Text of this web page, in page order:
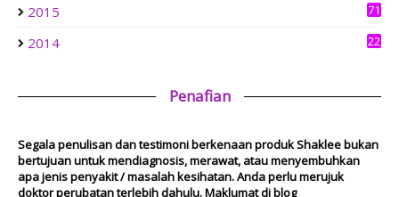
2015 71
2014 22
Penafian
Segala penulisan dan testimoni berkenaan produk Shaklee bukan
bertujuan untuk mendiagnosis, merawat, atau menyembuhkan
apa jenis penyakit / masalah kesihatan. Anda perlu merujuk
doktor perubatan terlebih dahulu. Maklumat di blog